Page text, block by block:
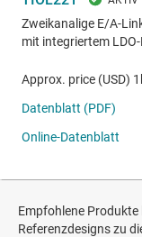
Empfohlene
Referenzdesigns zu